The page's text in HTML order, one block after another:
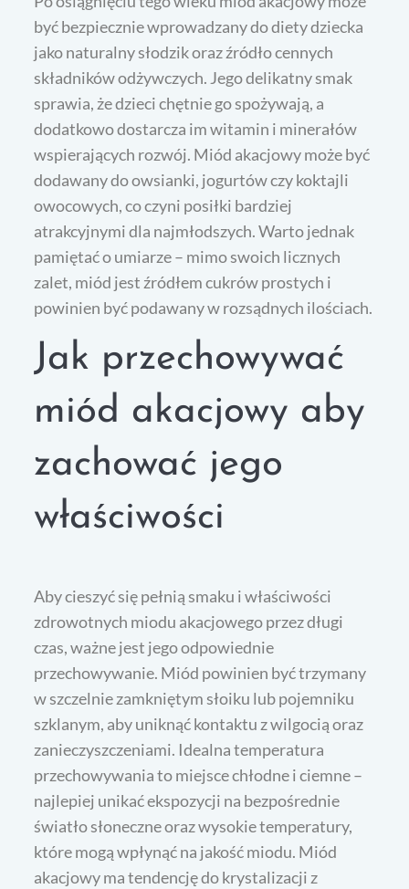
być bezpiecznie wprowadzany do diety dziecka
jako naturalny słodzik oraz źródło cennych
składników odżywczych. Jego delikatny smak
sprawia, że dzieci chętnie go spożywają, a
dodatkowo dostarcza im witamin i minerałów
wspierających rozwój. Miód akacjowy może być
dodawany do owsianki, jogurtów czy koktajli
owocowych, co czyni posiłki bardziej
atrakcyjnymi dla najmłodszych. Warto jednak
pamiętać o umiarze – mimo swoich licznych
zalet, miód jest źródłem cukrów prostych i
powinien być podawany w rozsądnych ilościach.
Jak przechowywać
miód akacjowy aby
zachować jego
właściwości
Aby cieszyć się pełnią smaku i właściwości
zdrowotnych miodu akacjowego przez długi
czas, ważne jest jego odpowiednie
przechowywanie. Miód powinien być trzymany
w szczelnie zamkniętym słoiku lub pojemniku
szklanym, aby uniknąć kontaktu z wilgocią oraz
zanieczyszczeniami. Idealna temperatura
przechowywania to miejsce chłodne i ciemne –
najlepiej unikać ekspozycji na bezpośrednie
światło słoneczne oraz wysokie temperatury,
które mogą wpłynąć na jakość miodu. Miód
akacjowy ma tendencję do krystalizacji z